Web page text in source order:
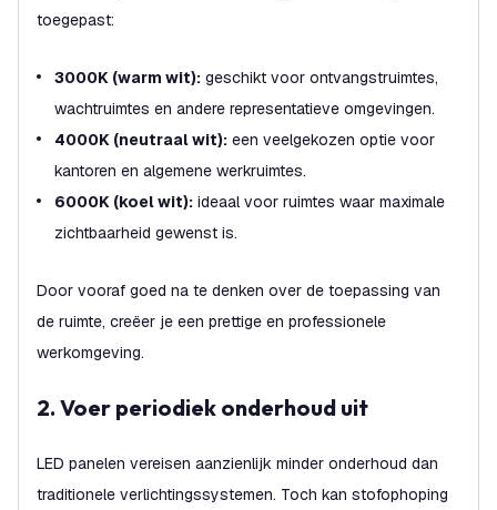
toegepast:
3000K (warm wit): geschikt voor ontvangstruimtes,
wachtruimtes en andere representatieve omgevingen.
4000K (neutraal wit): een veelgekozen optie voor
kantoren en algemene werkruimtes.
6000K (koel wit): ideaal voor ruimtes waar maximale
zichtbaarheid gewenst is.
Door vooraf goed na te denken over de toepassing van
de ruimte, creëer je een prettige en professionele
werkomgeving.
2. Voer periodiek onderhoud uit
LED panelen vereisen aanzienlijk minder onderhoud dan
traditionele verlichtingssystemen. Toch kan stofophoping